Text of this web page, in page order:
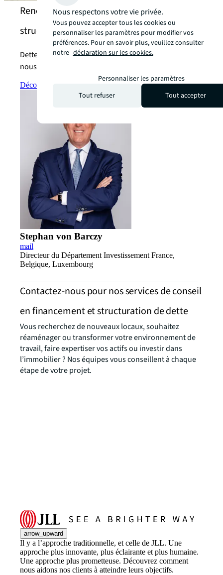
Rencontrez nos experts en financement et
structuration de dette
Dette, financement structuré... Découvrez comment
nous accompagnons nos clients vers le succès.
Découvrez l’équipe
Stephan von Barczy
mail
Directeur du Département Investissement France,
Belgique, Luxembourg
Contactez-nous pour nos services de conseil
en financement et structuration de dette
Vous recherchez de nouveaux locaux, souhaitez
réaménager ou transformer votre environnement de
travail, faire expertiser vos actifs ou investir dans
l’immobilier ? Nos équipes vous conseillent à chaque
étape de votre projet.
arrow_upward
Il y a l’approche traditionnelle, et celle de JLL. Une
approche plus innovante, plus éclairante et plus humaine.
Une approche plus prometteuse. Découvrez comment
nous aidons nos clients à atteindre leurs objectifs.
Nous respectons votre vie privée.
Vous pouvez accepter tous les cookies ou
personnaliser les paramètres pour modifier vos
préférences. Pour en savoir plus, veuillez consulter
notre déclaration sur les cookies.
Personnaliser les paramètres
Tout refuser
Tout accepter